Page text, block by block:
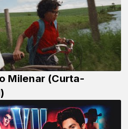
Milenar (Curta-